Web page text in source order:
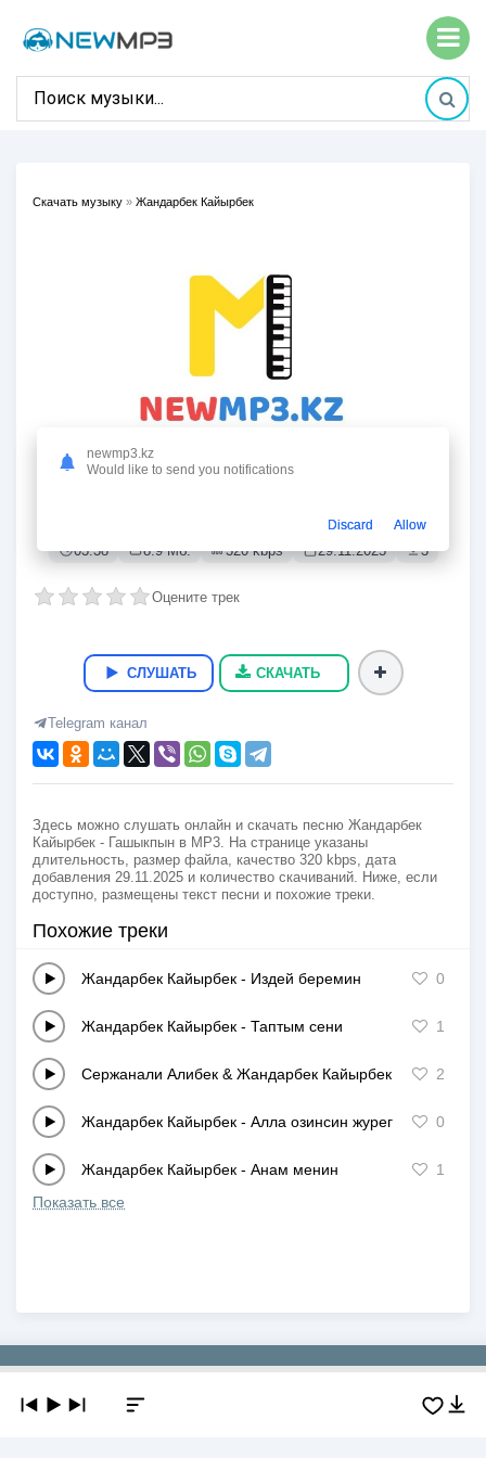
Скачать музыку » Жандарбек Кайырбек
03:38 8.9 Мб. 320 kbps 29.11.2025 3
Оцените трек
СЛУШАТЬ СКАЧАТЬ
Telegram канал
Здесь можно слушать онлайн и скачать песню Жандарбек
Кайырбек - Гашыкпын в MP3. На странице указаны
длительность, размер файла, качество 320 kbps, дата
добавления 29.11.2025 и количество скачиваний. Ниже, если
доступно, размещены текст песни и похожие треки.
Похожие треки
Жандарбек Кайырбек - Издей беремин 0
Жандарбек Кайырбек - Таптым сени 1
Сержанали Алибек & Жандарбек Кайырбек Нурайым
2
Жандарбек Кайырбек - Алла озинсин журегимде 0
Жандарбек Кайырбек - Анам менин
1
Показать все
newmp3.kz
Would like to send you notifications
Discard Allow